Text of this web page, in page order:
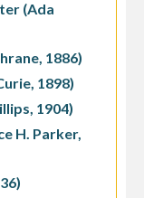
(Ada
1886)
1898)
1904)
H. Parker,